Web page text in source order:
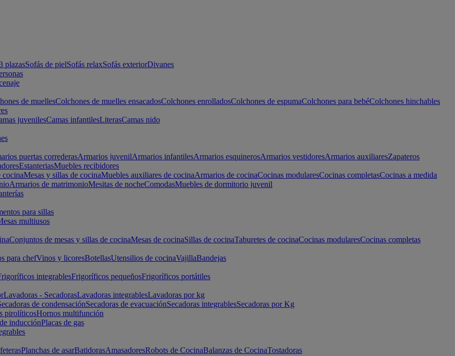
plazasSofás de pielSofás relaxSofás exteriorDivanes
de muellesColchones de muelles ensacadosColchones enrolladosColchones de espumaColchones para bebéColchones hinchables
juvenilesCamas infantilesLiterasCamas nido
puertas correderasArmarios juvenilArmarios infantilesArmarios esquinerosArmarios vestidoresArmarios auxiliaresZapateros
EstanteriasMuebles recibidores
cocinaMesas y sillas de cocinaMuebles auxiliares de cocinaArmarios de cocinaCocinas modularesCocinas completasCocinas a medida
Armarios de matrimonioMesitas de nocheComodasMuebles de dormitorio juvenil
para sillas
multiusos
Conjuntos de mesas y sillas de cocinaMesas de cocinaSillas de cocinaTaburetes de cocinaCocinas modularesCocinas completas
para chefVinos y licoresBotellasUtensilios de cocinaVajillaBandejas
integrablesFrigoríficos pequeñosFrigoríficos portátiles
Lavadoras - SecadorasLavadoras integrablesLavadoras por kg
de condensaciónSecadoras de evacuaciónSecadoras integrablesSecadoras por Kg
pirolíticosHornos multifunción
inducciónPlacas de gas
Planchas de asarBatidorasAmasadoresRobots de CocinaBalanzas de CocinaTostadoras